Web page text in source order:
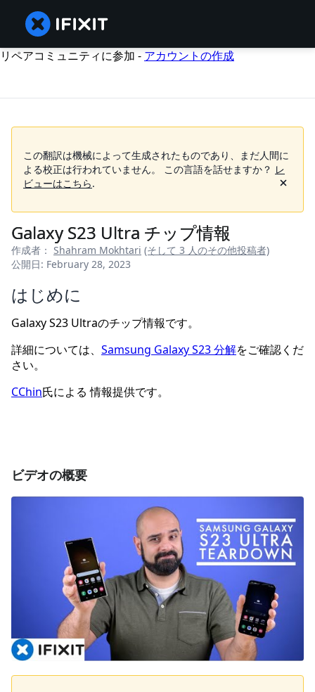
リペアコミュニティに参加 - アカウントの作成
この翻訳は機械によって生成されたものであり、まだ人間に
よる校正は行われていません。
この言語を話せますか？ レ
ビューはこちら.
Galaxy S23 Ultra チップ情報
作成者： Shahram Mokhtari (そして 3 人のその他投稿者)
公開日: February 28, 2023
はじめに
Galaxy S23 Ultraのチップ情報です。
詳細については、 Samsung Galaxy S23 分解をご確認くだ
さい。
CChin氏による 情報提供です。
ビデオの概要